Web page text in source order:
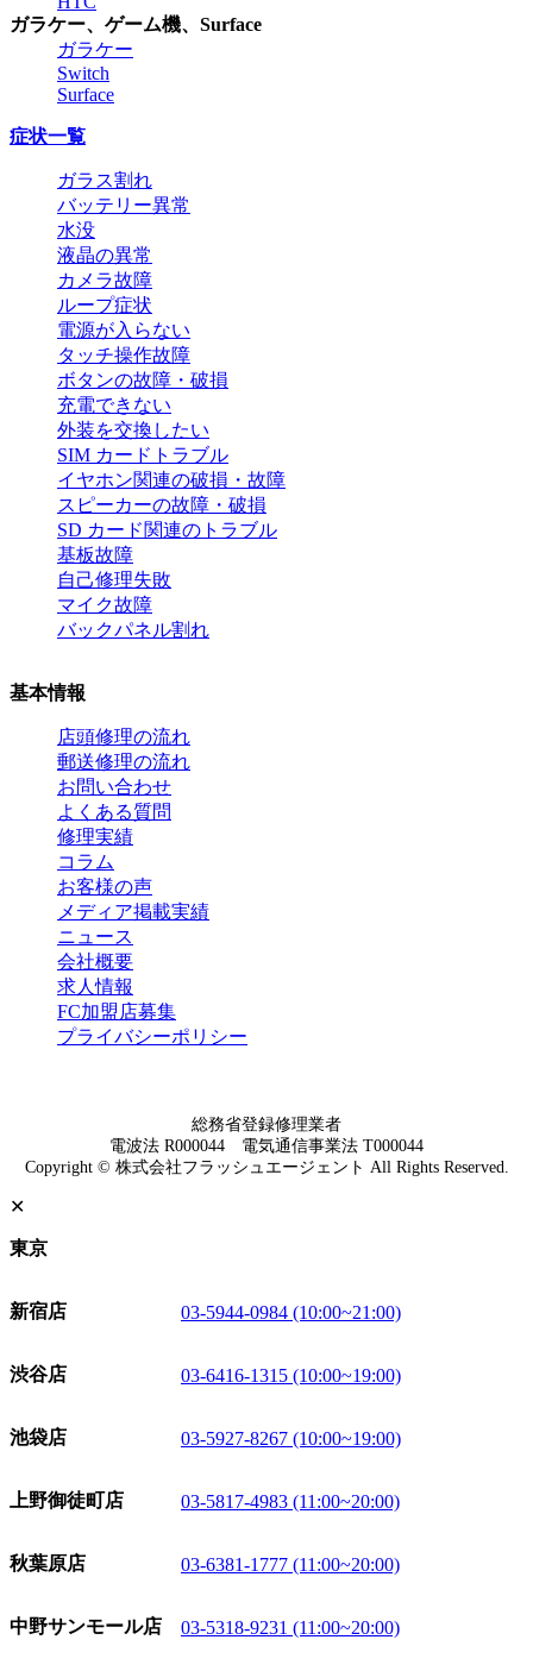
ガラケー、ゲーム機、Surface
ガラケー
Switch
Surface
症状一覧
ガラス割れ
バッテリー異常
水没
液晶の異常
カメラ故障
ループ症状
電源が入らない
タッチ操作故障
ボタンの故障・破損
充電できない
外装を交換したい
SIM カードトラブル
イヤホン関連の破損・故障
スピーカーの故障・破損
SD カード関連のトラブル
基板故障
自己修理失敗
マイク故障
バックパネル割れ
基本情報
店頭修理の流れ
郵送修理の流れ
お問い合わせ
よくある質問
修理実績
コラム
お客様の声
メディア掲載実績
ニュース
会社概要
求人情報
FC加盟店募集
プライバシーポリシー
総務省登録修理業者
電波法 R000044 電気通信事業法 T000044
Copyright © 株式会社フラッシュエージェント All Rights Reserved.
✕
東京
新宿店 03-5944-0984 (10:00~21:00)
渋谷店 03-6416-1315 (10:00~19:00)
池袋店 03-5927-8267 (10:00~19:00)
上野御徒町店 03-5817-4983 (11:00~20:00)
秋葉原店 03-6381-1777 (11:00~20:00)
中野サンモール店 03-5318-9231 (11:00~20:00)